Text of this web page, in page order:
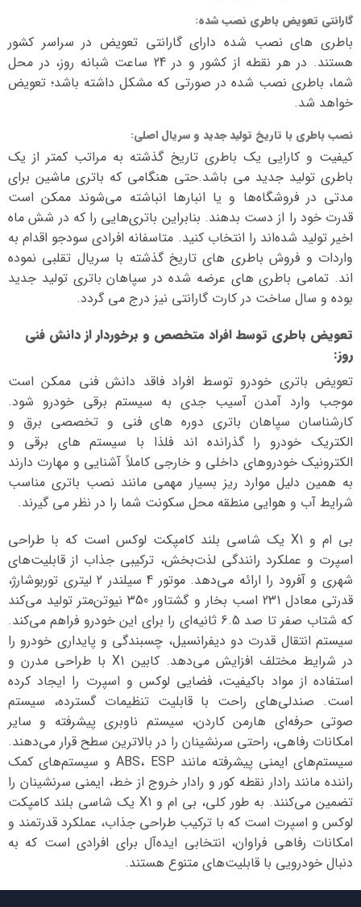
گارانتی تعویض باطری نصب شده:
باطری های نصب شده دارای گارانتی تعویض در سراسر کشور
هستند. در هر نقطه از کشور و در 24 ساعت شبانه روز، در محل
شما، باطری نصب شده در صورتی که مشکل داشته باشد؛ تعویض
خواهد شد.
نصب باطری با تاریخ تولید جدید و سریال اصلی:
کیفیت و کارایی یک باطری تاریخ گذشته به مراتب کمتر از یک
باطری تولید جدید می باشد.حتی هنگامی که باتری ماشین برای
مدتی در فروشگاه‌ها و یا انبارها انباشته می‌شوند ممکن است
قدرت خود را از دست بدهند. بنابراین باتری‌هایی را که در شش ماه
اخیر تولید شده‌اند را انتخاب کنید. متاسفانه افرادی سودجو اقدام به
واردات و فروش باطری های تاریخ گذشته با سریال تقلبی نموده
اند. تمامی باطری های عرضه شده در سپاهان باتری تولید جدید
بوده و سال ساخت در کارت گارانتی نیز درج می گردد.
تعویض باطری توسط افراد متخصص و برخوردار از دانش فنی
روز:
تعویض باتری خودرو توسط افراد فاقد دانش فنی ممکن است
موجب وارد آمدن آسیب جدی به سیستم برقی خودرو شود.
کارشناسان سپاهان باتری دوره های فنی و تخصصی برق و
الکتریک خودرو را گذرانده اند فلذا با سیستم های برقی و
الکترونیک خودروهای داخلی و خارجی کاملاً آشنایی و مهارت دارند
به همین دلیل موارد ریز بسیار مهمی مانند نصب باتری مناسب
شرایط آب و هوایی منطقه محل سکونت شما را در نظر می گیرند.
بی ام و X1 یک شاسی بلند کامپکت لوکس است که با طراحی
اسپرت و عملکرد رانندگی لذت‌بخش، ترکیبی جذاب از قابلیت‌های
شهری و آفرود را ارائه می‌دهد. موتور 4 سیلندر 2 لیتری توربوشارژ،
قدرتی معادل 231 اسب بخار و گشتاور 350 نیوتن‌متر تولید می‌کند
که شتاب صفر تا صد 6.5 ثانیه‌ای را برای این خودرو فراهم می‌کند.
سیستم انتقال قدرت دو دیفرانسیل، چسبندگی و پایداری خودرو را
در شرایط مختلف افزایش می‌دهد. کابین X1 با طراحی مدرن و
استفاده از مواد باکیفیت، فضایی لوکس و اسپرت را ایجاد کرده
است. صندلی‌های راحت با قابلیت تنظیمات گسترده، سیستم
صوتی حرفه‌ای هارمن کاردن، سیستم ناوبری پیشرفته و سایر
امکانات رفاهی، راحتی سرنشینان را در بالاترین سطح قرار می‌دهند.
سیستم‌های ایمنی پیشرفته مانند ABS، ESP و سیستم‌های کمک
راننده مانند رادار نقطه کور و رادار خروج از خط، ایمنی سرنشینان را
تضمین می‌کنند. به طور کلی، بی ام و X1 یک شاسی بلند کامپکت
لوکس و اسپرت است که با ترکیب طراحی جذاب، عملکرد قدرتمند و
امکانات رفاهی فراوان، انتخابی ایده‌آل برای افرادی است که به
دنبال خودرویی با قابلیت‌های متنوع هستند.